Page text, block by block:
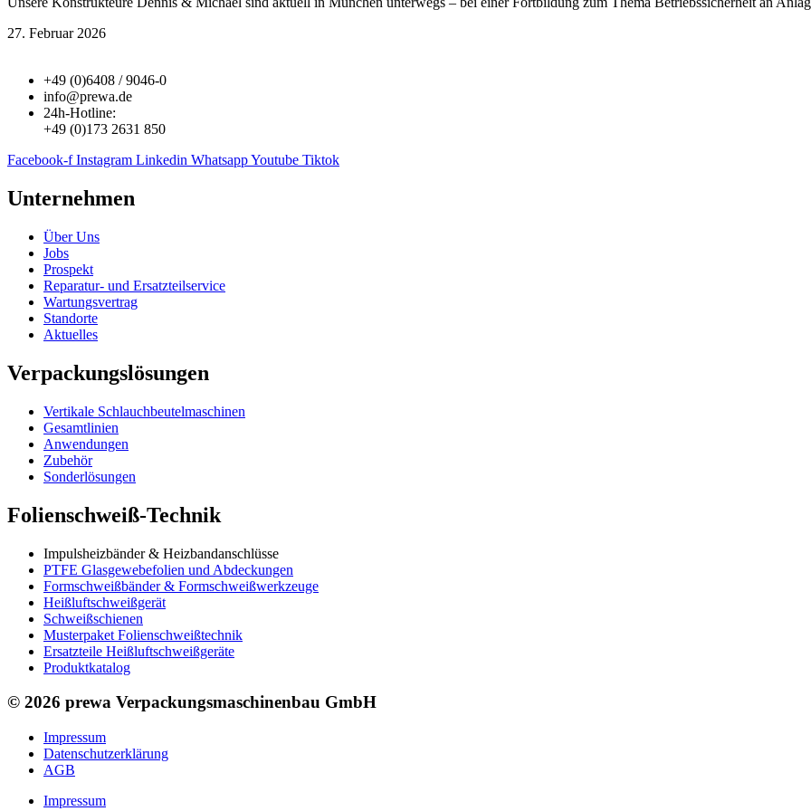
27. Februar 2026
+49 (0)6408 / 9046-0
info@prewa.de
24h-Hotline:
+49 (0)173 2631 850
Facebook-f Instagram Linkedin WhatsappYoutube Tiktok
Unternehmen
Über Uns
Jobs
Prospekt
Reparatur- und Ersatzteil­service
Wartungsvertrag
Standorte
Aktuelles
Verpackungslösungen
Vertikale Schlauch­beutelmaschinen
Gesamtlinien
Anwendungen
Zubehör
Sonderlösungen
Folienschweiß-Technik
Impuls­heizbänder & Heizband­anschlüsse
PTFE Glas­gewebefolien und Abdeckungen
Formschweiß­bänder & Formschweiß­werkzeuge
Heißluftschweißgerät
Schweiß­schienen
Musterpaket Folienschweißtechnik
Ersatzteile Heißluftschweißgeräte
Produktkatalog
© 2026 prewa Verpackungsmaschinenbau GmbH
Impressum
Datenschutzerklärung
AGB
Impressum